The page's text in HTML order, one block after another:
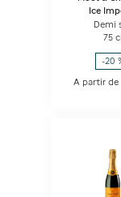
Ice
Demi
75 cl
-20
A partir de